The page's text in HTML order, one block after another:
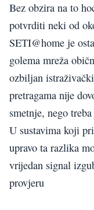
Bez obzira na to
potvrditi neki od
SETI@home je
golema mreža
ozbiljan
pretragama nije
smetnje, nego
U sustavima koji
upravo ta razlika
vrijedan signal
provjeru